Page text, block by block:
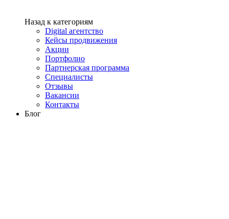
Назад к категориям
Digital агентство
Кейсы продвижения
Акции
Портфолио
Партнерская программа
Специалисты
Отзывы
Вакансии
Контакты
Блог